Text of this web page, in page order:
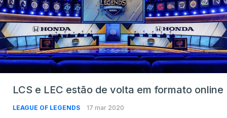
LCS e LEC estão de volta em formato online
LEAGUE OF LEGENDS 17 mar 2020